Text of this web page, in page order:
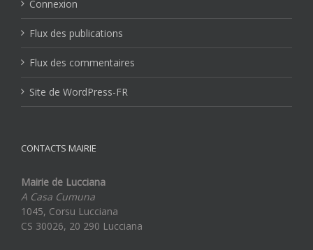
Connexion
Flux des publications
Flux des commentaires
Site de WordPress-FR
CONTACTS MAIRIE
Mairie de Lucciana
A Casa Cumuna
1045, Corsu Lucciana
CS 30026, 20 290 Lucciana